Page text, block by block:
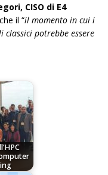
CISO di E4
il “il momento in cui i
potrebbe essere